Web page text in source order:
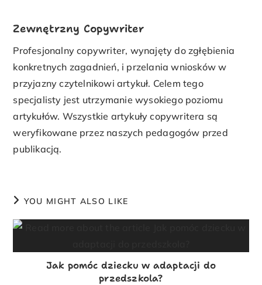
Zewnętrzny Copywriter
Profesjonalny copywriter, wynajęty do zgłębienia
konkretnych zagadnień, i przelania wniosków w
przyjazny czytelnikowi artykuł. Celem tego
specjalisty jest utrzymanie wysokiego poziomu
artykułów. Wszystkie artykuły copywritera są
weryfikowane przez naszych pedagogów przed
publikacją.
YOU MIGHT ALSO LIKE
Jak pomóc dziecku w adaptacji do
przedszkola?